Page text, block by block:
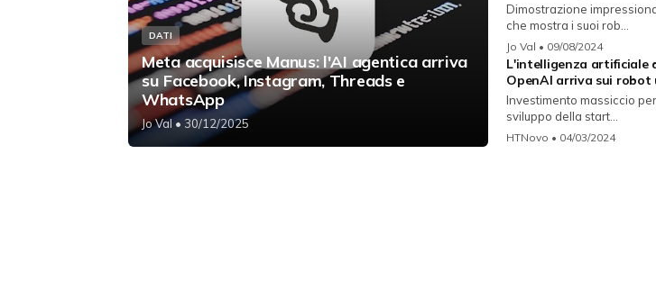
DATI
Meta acquisisce Manus: l'AI agentica arriva
su Facebook, Instagram, Threads e
WhatsApp
Jo Val • 30/12/2025
Dimostrazione
che mostra i suoi rob...
Jo Val • 09/08/2024
L'intelligenza artificiale
OpenAI arriva sui robot
Investimento massiccio
sviluppo della start...
HTNovo • 04/03/2024